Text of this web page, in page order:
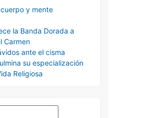
y mente
la Banda Dorada a
Carmen
ante el cisma
su especialización
Religiosa